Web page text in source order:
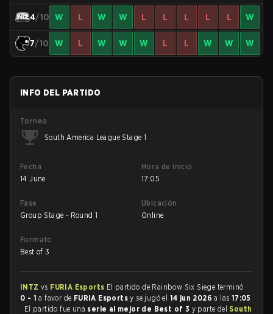
4/10 W L W W L L L L L W
7/10 W L W W W L L W W W
INFO DEL PARTIDO
Torneo
South America League Stage 1
Fecha
14 June
Hora de inicio
17:05
Fase
Group Stage - Round 1
Ubicación
Online
Formato
Best of 3
INTZ vs FURIA Esports El partido de Rainbow Six Siege terminó
0 - 1 a favor de FURIA Esportsy se jugó el 14 jun 2026a las 17:05
. El partido fue una serie al mejor de Best of 3 y parte del South